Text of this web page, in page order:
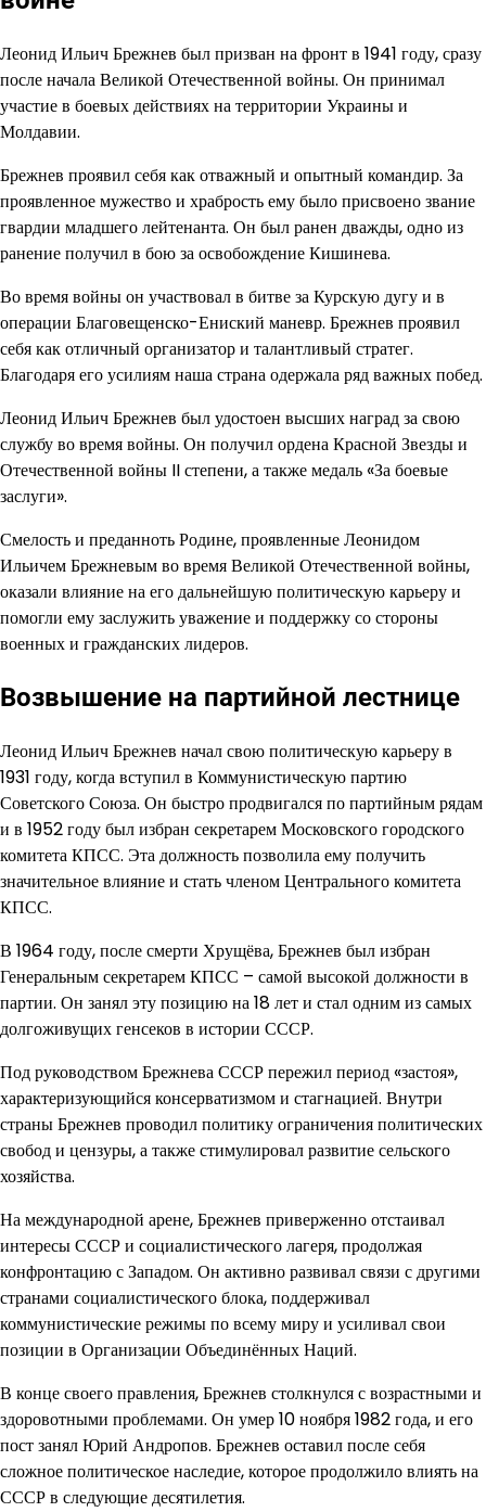
Леонид Ильич Брежнев был призван на фронт в 1941 году, сразу
после начала Великой Отечественной войны. Он принимал
участие в боевых действиях на территории Украины и
Молдавии.
Брежнев проявил себя как отважный и опытный командир. За
проявленное мужество и храбрость ему было присвоено звание
гвардии младшего лейтенанта. Он был ранен дважды, одно из
ранение получил в бою за освобождение Кишинева.
Во время войны он участвовал в битве за Курскую дугу и в
операции Благовещенско-Ениский маневр. Брежнев проявил
себя как отличный организатор и талантливый стратег.
Благодаря его усилиям наша страна одержала ряд важных побед.
Леонид Ильич Брежнев был удостоен высших наград за свою
службу во время войны. Он получил ордена Красной Звезды и
Отечественной войны II степени, а также медаль «За боевые
заслуги».
Смелость и преданноть Родине, проявленные Леонидом
Ильичем Брежневым во время Великой Отечественной войны,
оказали влияние на его дальнейшую политическую карьеру и
помогли ему заслужить уважение и поддержку со стороны
военных и гражданских лидеров.
Возвышение на партийной лестнице
Леонид Ильич Брежнев начал свою политическую карьеру в
1931 году, когда вступил в Коммунистическую партию
Советского Союза. Он быстро продвигался по партийным рядам
и в 1952 году был избран секретарем Московского городского
комитета КПСС. Эта должность позволила ему получить
значительное влияние и стать членом Центрального комитета
КПСС.
В 1964 году, после смерти Хрущёва, Брежнев был избран
Генеральным секретарем КПСС – самой высокой должности в
партии. Он занял эту позицию на 18 лет и стал одним из самых
долгоживущих генсеков в истории СССР.
Под руководством Брежнева СССР пережил период «застоя»,
характеризующийся консерватизмом и стагнацией. Внутри
страны Брежнев проводил политику ограничения политических
свобод и цензуры, а также стимулировал развитие сельского
хозяйства.
На международной арене, Брежнев приверженно отстаивал
интересы СССР и социалистического лагеря, продолжая
конфронтацию с Западом. Он активно развивал связи с другими
странами социалистического блока, поддерживал
коммунистические режимы по всему миру и усиливал свои
позиции в Организации Объединённых Наций.
В конце своего правления, Брежнев столкнулся с возрастными и
здоровотными проблемами. Он умер 10 ноября 1982 года, и его
пост занял Юрий Андропов. Брежнев оставил после себя
сложное политическое наследие, которое продолжило влиять на
СССР в следующие десятилетия.